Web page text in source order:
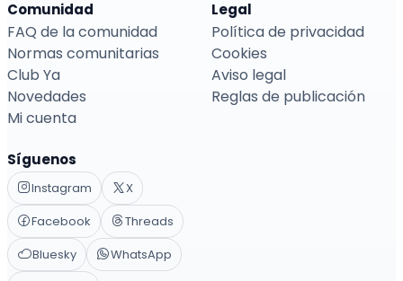
Comunidad
FAQ de la comunidad
Normas comunitarias
Club Ya
Novedades
Mi cuenta
Legal
Política de privacidad
Cookies
Aviso legal
Reglas de publicación
Síguenos
Instagram
X
Facebook
Threads
Bluesky
WhatsApp